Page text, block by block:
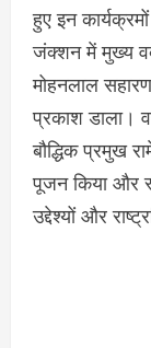
हुए इन
जंक्शन में मुख्य
मोहनलाल
प्रकाश डाला।
बौद्धिक प्रमुख
पूजन किया और
उद्देश्यों और